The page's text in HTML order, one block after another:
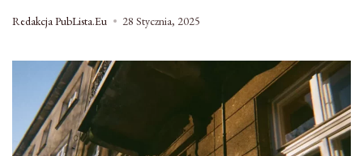
Redakcja PubLista.eu 28 Stycznia, 2025